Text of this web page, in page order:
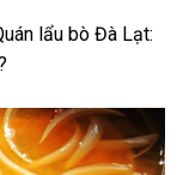
lẩu bò Đà Lạt: